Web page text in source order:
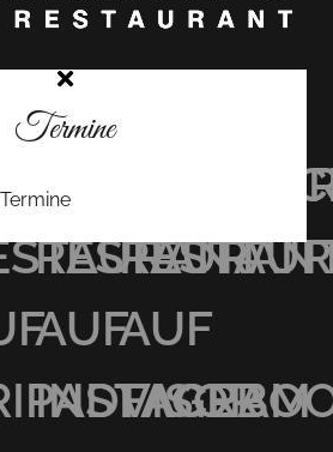
AUF
INSTAGRAM
AUF
Termine